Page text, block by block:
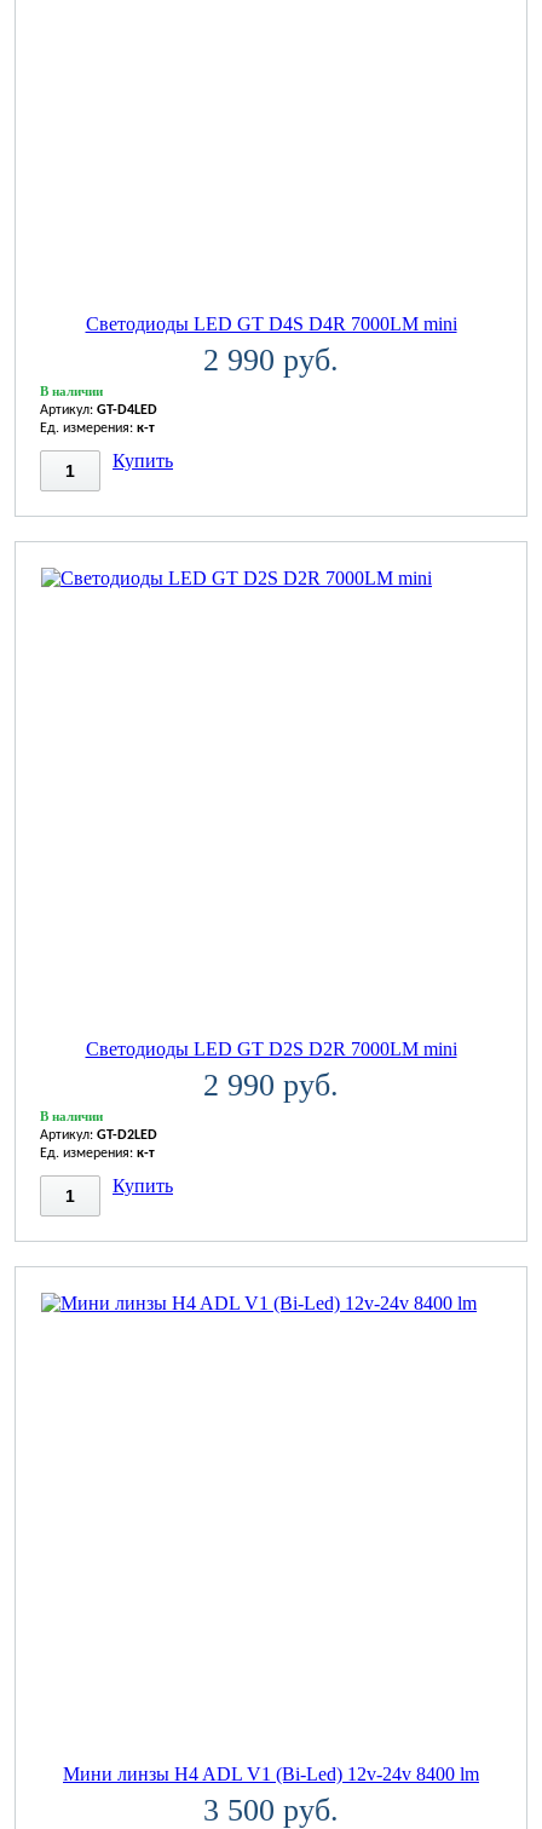
Светодиоды LED GT D4S D4R 7000LM mini
2 990 руб.
В наличии
Артикул: GT-D4LED
Ед. измерения: к-т
Купить
Светодиоды LED GT D2S D2R 7000LM mini
2 990 руб.
В наличии
Артикул: GT-D2LED
Ед. измерения: к-т
Купить
Мини линзы H4 ADL V1 (Bi-Led) 12v-24v 8400 lm
3 500 руб.